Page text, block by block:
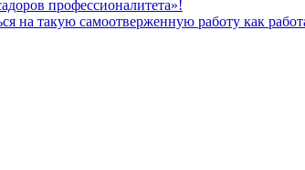
профессионалитета»!
на такую самоотверженную работу как